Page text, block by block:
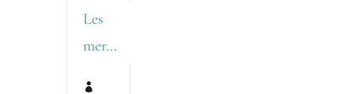
Les
mer...
